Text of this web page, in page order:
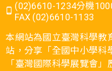
(02)6610-1234分機
FAX (02)6610-1133
本網站為國立臺灣科學教
站，分享「全國中小學科
「臺灣國際科學展覽會」